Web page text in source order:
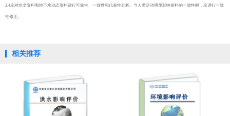
3.4应对水文资料和地下水动态资料进行可靠性、一致性和代表性分析。当人类活动明显影响资料的一致性时，应进行一致
性修正。
相关推荐